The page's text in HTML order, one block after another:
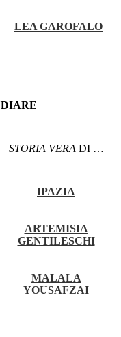
LEA GAROFALO
STORIA VERA DI …
IPAZIA
ARTEMISIA
GENTILESCHI
MALALA
YOUSAFZAI